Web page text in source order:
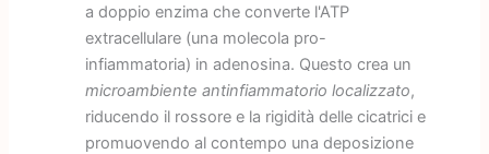
a doppio enzima che converte l'ATP
extracellulare (una molecola pro-
infiammatoria) in adenosina. Questo crea un
microambiente antinfiammatorio localizzato,
riducendo il rossore e la rigidità delle cicatrici e
promuovendo al contempo una deposizione